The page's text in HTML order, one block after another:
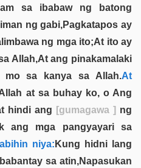
sa ibabaw ng batong
ng gabi,Pagkatapos ay
ng mga ito;At ito ay
Allah,At ang pinakamalaki
mo sa kanya sa Allah.At
at sa buhay ko, o Ang
hindi ang [gumagawa ] ng
ang mga pangyayari sa
niya: Kung hidni lang
sa atin,Napasukan